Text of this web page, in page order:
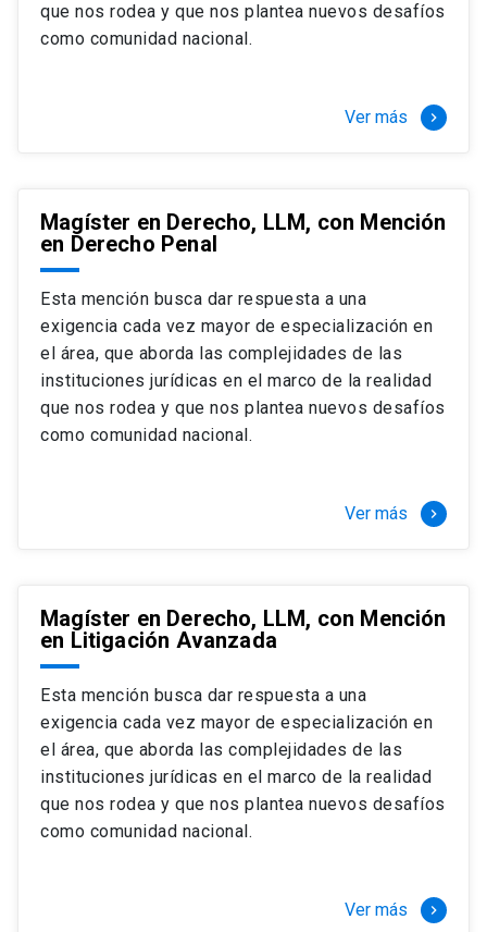
que nos rodea y que nos plantea nuevos desafíos
como comunidad nacional.
Ver más keyboard_arrow_right
Magíster en Derecho, LLM, con Mención
en Derecho Penal
Esta mención busca dar respuesta a una
exigencia cada vez mayor de especialización en
el área, que aborda las complejidades de las
instituciones jurídicas en el marco de la realidad
que nos rodea y que nos plantea nuevos desafíos
como comunidad nacional.
Ver más keyboard_arrow_right
Magíster en Derecho, LLM, con Mención
en Litigación Avanzada
Esta mención busca dar respuesta a una
exigencia cada vez mayor de especialización en
el área, que aborda las complejidades de las
instituciones jurídicas en el marco de la realidad
que nos rodea y que nos plantea nuevos desafíos
como comunidad nacional.
Ver más keyboard_arrow_right